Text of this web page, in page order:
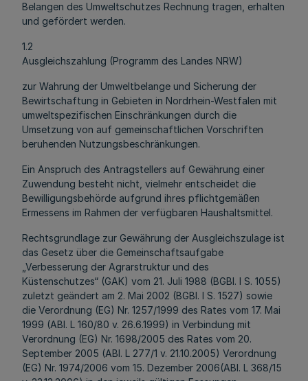
Belangen des Umweltschutzes Rechnung tragen, erhalten
und gefördert werden.
1.2
Ausgleichszahlung (Programm des Landes NRW)
zur Wahrung der Umweltbelange und Sicherung der
Bewirtschaftung in Gebieten in Nordrhein-Westfalen mit
umweltspezifischen Einschränkungen durch die
Umsetzung von auf gemeinschaftlichen Vorschriften
beruhenden Nutzungsbeschränkungen.
Ein Anspruch des Antragstellers auf Gewährung einer
Zuwendung besteht nicht, vielmehr entscheidet die
Bewilligungsbehörde aufgrund ihres pflichtgemäßen
Ermessens im Rahmen der verfügbaren Haushaltsmittel.
Rechtsgrundlage zur Gewährung der Ausgleichszulage ist
das Gesetz über die Gemeinschaftsaufgabe
„Verbesserung der Agrarstruktur und des
Küstenschutzes“ (GAK) vom 21. Juli 1988 (BGBl. I S. 1055)
zuletzt geändert am 2. Mai 2002 (BGBl. I S. 1527) sowie
die Verordnung (EG) Nr. 1257/1999 des Rates vom 17. Mai
1999 (ABl. L 160/80 v. 26.6.1999) in Verbindung mit
Verordnung (EG) Nr. 1698/2005 des Rates vom 20.
September 2005 (ABl. L 277/1 v. 21.10.2005) Verordnung
(EG) Nr. 1974/2006 vom 15. Dezember 2006(ABl. L 368/15